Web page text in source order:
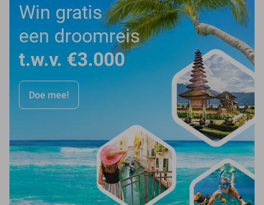
Win gratis
een droomreis
t.w.v. €3.000
Doe mee!